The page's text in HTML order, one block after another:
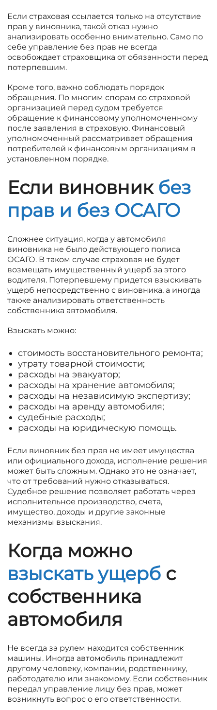
Если страховая ссылается только на отсутствие
прав у виновника, такой отказ нужно
анализировать особенно внимательно. Само по
себе управление без прав не всегда
освобождает страховщика от обязанности перед
потерпевшим.
Кроме того, важно соблюдать порядок
обращения. По многим спорам со страховой
организацией перед судом требуется
обращение к финансовому уполномоченному
после заявления в страховую. Финансовый
уполномоченный рассматривает обращения
потребителей к финансовым организациям в
установленном порядке.
Если виновник без
прав и без ОСАГО
Сложнее ситуация, когда у автомобиля
виновника не было действующего полиса
ОСАГО. В таком случае страховая не будет
возмещать имущественный ущерб за этого
водителя. Потерпевшему придется взыскивать
ущерб непосредственно с виновника, а иногда
также анализировать ответственность
собственника автомобиля.
Взыскать можно:
стоимость восстановительного ремонта;
утрату товарной стоимости;
расходы на эвакуатор;
расходы на хранение автомобиля;
расходы на независимую экспертизу;
расходы на аренду автомобиля;
судебные расходы;
расходы на юридическую помощь.
Если виновник без прав не имеет имущества
или официального дохода, исполнение решения
может быть сложным. Однако это не означает,
что от требований нужно отказываться.
Судебное решение позволяет работать через
исполнительное производство, счета,
имущество, доходы и другие законные
механизмы взыскания.
Когда можно
взыскать ущерб с
собственника
автомобиля
Не всегда за рулем находится собственник
машины. Иногда автомобиль принадлежит
другому человеку, компании, родственнику,
работодателю или знакомому. Если собственник
передал управление лицу без прав, может
возникнуть вопрос о его ответственности.